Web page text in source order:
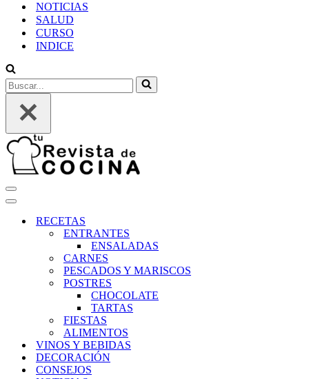
NOTICIAS
SALUD
CURSO
INDICE
Buscar...
Menú
de
Menú
navegaciónRECETAS
ENTRANTES
ENSALADAS
CARNES
PESCADOS Y MARISCOS
POSTRES
CHOCOLATE
TARTAS
FIESTAS
ALIMENTOS
VINOS Y BEBIDAS
DECORACIÓN
CONSEJOS